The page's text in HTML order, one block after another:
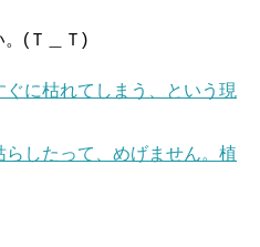
。(Ｔ＿Ｔ)
に枯れてしまう、という現
らしたって、めげません。植